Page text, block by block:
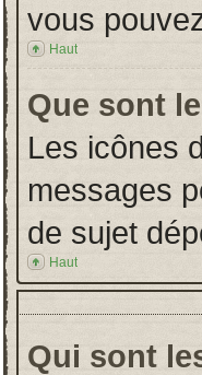
vous
Haut
Que sont
Les icônes
messages
de sujet
Haut
Qui sont